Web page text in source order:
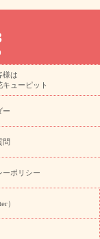
フラワーギフト特集
い
みの花
蘭・花鉢
フト・プレゼント
ト
お盆 花（新
供え 花とセットギ
ひまわり ギフト・プ
い 花のギフト特集
すめランキング
敬
老の日 花とセットギ
フト一覧
キャン
ボキャンペーン
生日の花を探す
集
様は
キューピット
ー
問
ーポリシー
）